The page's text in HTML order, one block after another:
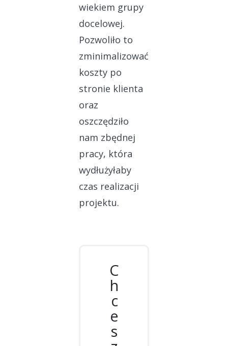
wiekiem grupy
docelowej.
Pozwoliło to
zminimalizować
koszty po
stronie klienta
oraz
oszczędziło
nam zbędnej
pracy, która
wydłużyłaby
czas realizacji
projektu.
C
h
c
e
s